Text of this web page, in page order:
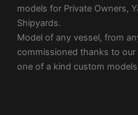
models for Private Owners,
Shipyards.
Model of any vessel, from
commissioned thanks to
one of a kind custom